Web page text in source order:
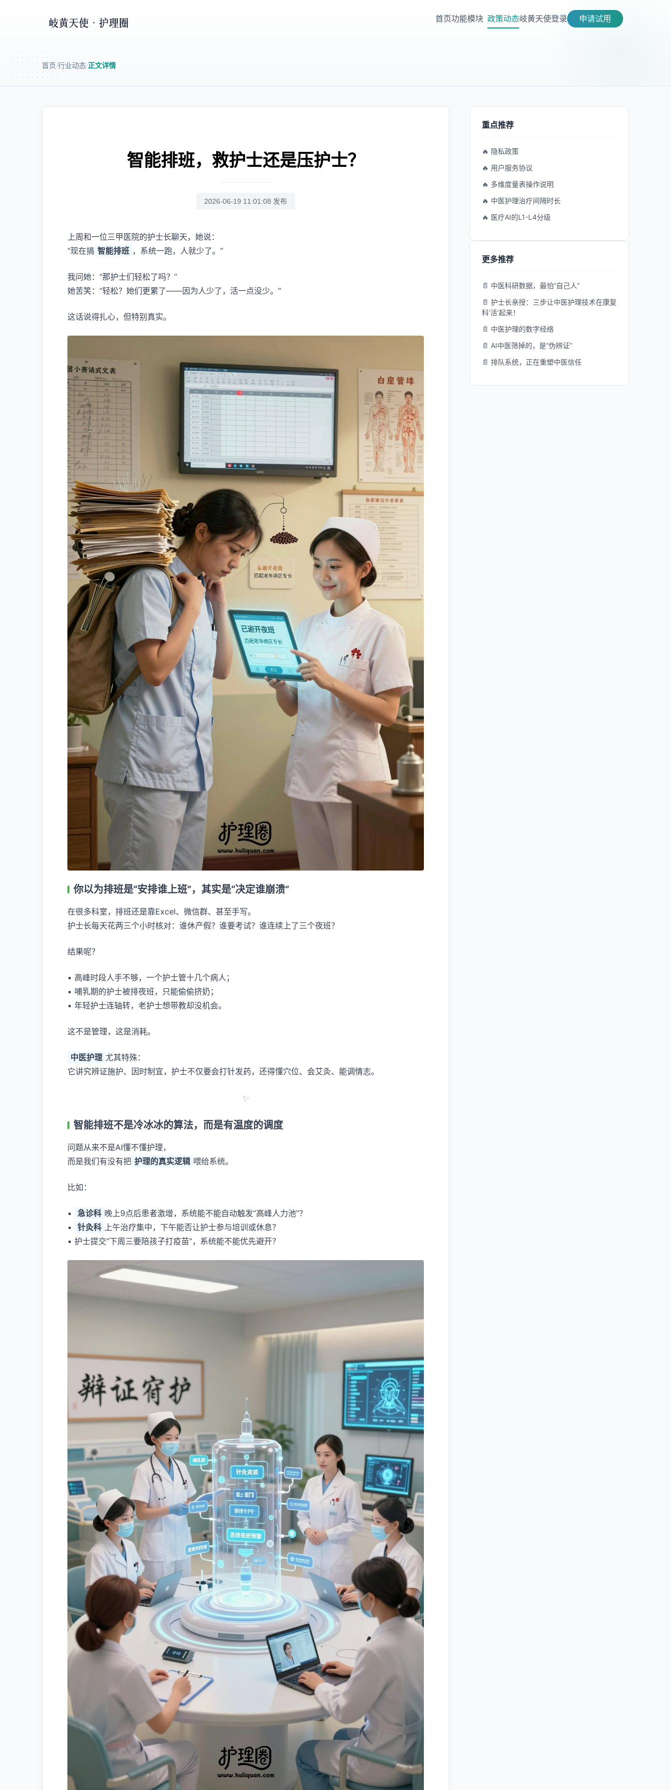
首页功能模块 政策动态岐黄天使登录 申请试用
首页/行业动态/正文详情
智能排班，救护士还是压护士？
2026-06-19 11:01:08 发布
上周和一位三甲医院的护士长聊天，她说：
“现在搞 智能排班 ，系统一跑，人就少了。”
我问她：“那护士们轻松了吗？”
她苦笑：“轻松？她们更累了——因为人少了，活一点没少。”
这话说得扎心，但特别真实。
你以为排班是“安排谁上班”，其实是“决定谁崩溃”
在很多科室，排班还是靠Excel、微信群、甚至手写。
护士长每天花两三个小时核对：谁休产假？谁要考试？谁连续上了三个夜班？
结果呢？
• 高峰时段人手不够，一个护士管十几个病人；
• 哺乳期的护士被排夜班，只能偷偷挤奶；
• 年轻护士连轴转，老护士想带教却没机会。
这不是管理，这是消耗。
中医护理 尤其特殊：
它讲究辨证施护、因时制宜，护士不仅要会打针发药，还得懂穴位、会艾灸、能调情志。
✨
智能排班不是冷冰冰的算法，而是有温度的调度
问题从来不是AI懂不懂护理，
而是我们有没有把 护理的真实逻辑 喂给系统。
比如：
• 急诊科 晚上9点后患者激增，系统能不能自动触发“高峰人力池”？
•
针灸科 上午治疗集中，下午能否让护士参与培训或休息？
• 护士提交“下周三要陪孩子打疫苗”，系统能不能优先避开？
重点推荐
🔥 隐私政策
🔥 用户服务协议
🔥 多维度量表操作说明
🔥 中医护理治疗间隔时长
🔥 医疗AI的L1-L4分级
更多推荐
📄 中医科研数据，最怕“自己人”
📄 护士长亲授：三步让中医护理技术在康复
科‘活’起来！
📄 中医护理的数字经络
📄 AI中医筛掉的，是“伪辨证”
📄 排队系统，正在重塑中医信任